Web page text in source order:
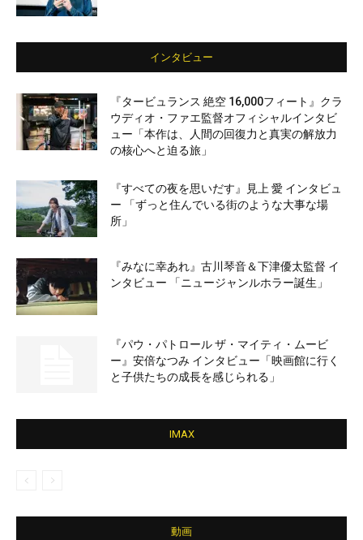
インタビュー
『タービュランス 絶空 16,000フィート』クラ
ウディオ・ファエ監督オフィシャルインタビ
ュー「本作は、人間の回復力と真実の解放力
の核心へと迫る旅」
『すべての夜を思いだす』見上 愛 インタビュ
ー 「ずっと住んでいる街のような大事な場
所」
『みなに幸あれ』古川琴音＆下津優太監督 イ
ンタビュー 「ニュージャンルホラー誕生」
『パウ・パトロール ザ・マイティ・ムービ
ー』安倍なつみ インタビュー「映画館に行く
と子供たちの成長を感じられる」
IMAX
動画